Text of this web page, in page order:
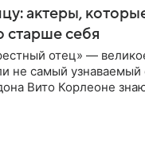
актеры,
старше себя
отец» —
не самый узнаваемый
Вито Корлеоне